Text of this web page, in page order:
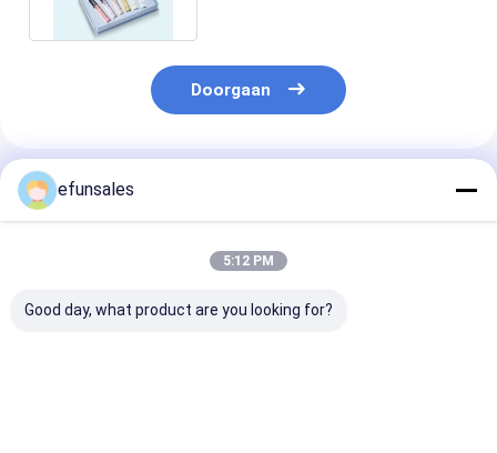
Doorgaan
Geadviseerde Producten
efunsales
5:12 PM
Good day, what product are you looking for?